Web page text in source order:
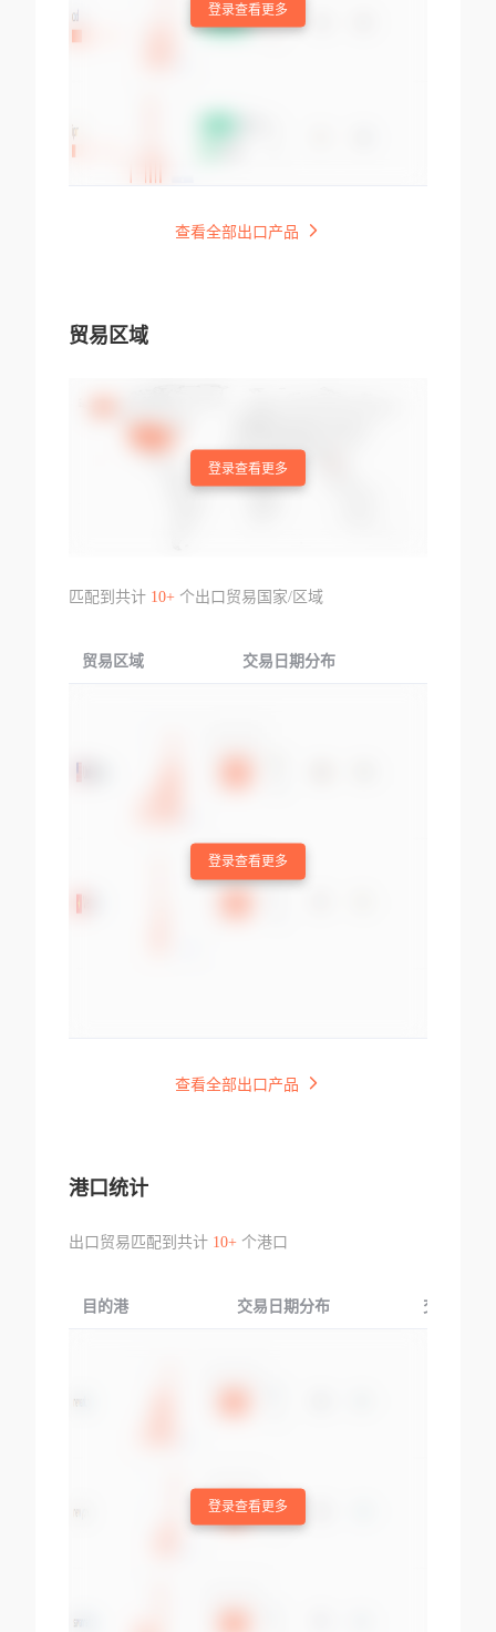
登录查看更多
查看全部出口产品
贸易区域
登录查看更多
匹配到共计 10+个出口贸易国家/区域
贸易区域 交易日期分布
登录查看更多
查看全部出口产品
港口统计
出口贸易匹配到共计 10+个港口
目的港 交易日期分布 交易产品
登录查看更多